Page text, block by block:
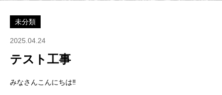
未分類
2025.04.24
テスト工事
みなさんこんにちは‼